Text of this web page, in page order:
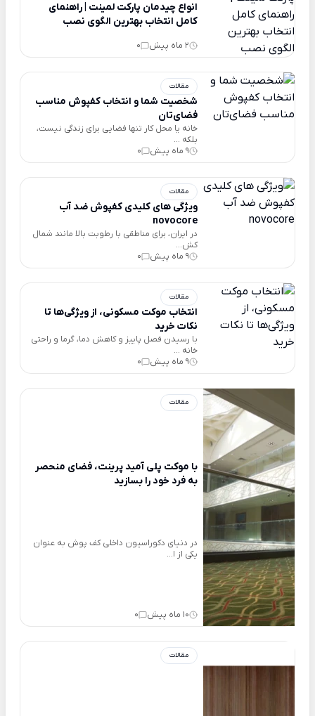
انواع چیدمان پارکت لمینت | راهنمای
کامل انتخاب بهترین الگوی نصب
2 ماه پیش 0
مقالات
شخصیت شما و انتخاب کفپوش مناسب
فضای‌تان
خانه یا محل کار تنها فضایی برای زندگی نیست،
بلکه ...
9 ماه پیش
0
مقالات
ویژگی های کلیدی کفپوش ضد آب
novocore
در ایران، برای مناطقی با رطوبت بالا مانند شمال
کش...
9 ماه پیش
0
مقالات
انتخاب موکت مسکونی، از ویژگی‌ها تا
نکات خرید
با رسیدن فصل پاییز و کاهش دما، گرما و راحتی
خانه ...
9 ماه پیش
0
مقالات
با موکت پلی آمید‌‌‌‌ پرینت، فضای منحصر
به فرد خود را بسازید
در دنیای دکوراسیون داخلی کف پوش به عنوان
یکی از ا...
10 ماه پیش 0
مقالات